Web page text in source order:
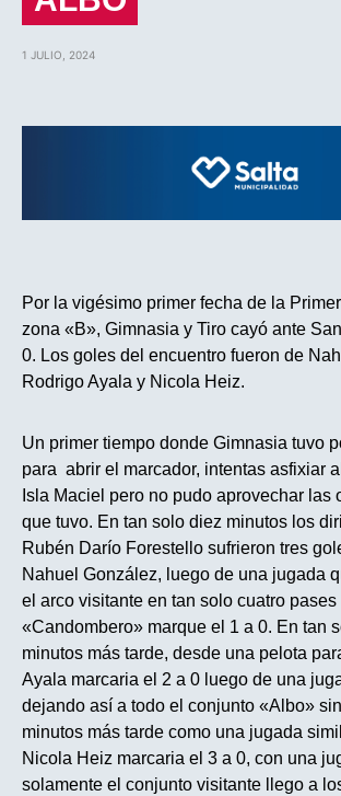
1 JULIO, 2024
Por la vigésimo primer fecha de la
zona «B», Gimnasia y Tiro cayó ante
0. Los goles del encuentro fueron de
Rodrigo Ayala y Nicola Heiz.
Un primer tiempo donde Gimnasia tuvo
para abrir el marcador, intentas asfixiar
Isla Maciel pero no pudo aprovechar las
que tuvo. En tan solo diez minutos los
Rubén Darío Forestello sufrieron tres
Nahuel González, luego de una jugada
el arco visitante en tan solo cuatro pases
«Candombero» marque el 1 a 0. En tan
minutos más tarde, desde una pelota
Ayala marcaria el 2 a 0 luego de una
dejando así a todo el conjunto «Albo»
minutos más tarde como una jugada
Nicola Heiz marcaria el 3 a 0, con una
solamente el conjunto visitante llego a